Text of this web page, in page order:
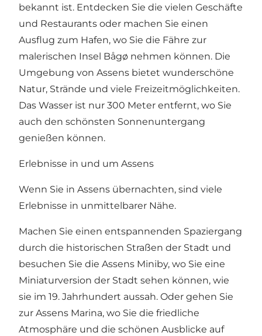
bekannt ist. Entdecken Sie die vielen Geschäfte
und Restaurants oder machen Sie einen
Ausflug zum Hafen, wo Sie die Fähre zur
malerischen Insel Bågø nehmen können. Die
Umgebung von Assens bietet wunderschöne
Natur, Strände und viele Freizeitmöglichkeiten.
Das Wasser ist nur 300 Meter entfernt, wo Sie
auch den schönsten Sonnenuntergang
genießen können.
Erlebnisse in und um Assens
Wenn Sie in Assens übernachten, sind viele
Erlebnisse in unmittelbarer Nähe.
Machen Sie einen entspannenden Spaziergang
durch die historischen Straßen der Stadt und
besuchen Sie die Assens Miniby, wo Sie eine
Miniaturversion der Stadt sehen können, wie
sie im 19. Jahrhundert aussah. Oder gehen Sie
zur Assens Marina, wo Sie die friedliche
Atmosphäre und die schönen Ausblicke auf